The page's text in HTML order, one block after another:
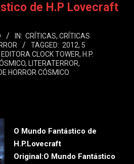
de H.P Lovecraft
IN: CRÍTICAS, CRÍTICAS
TAGGED: 2012, 5
EDITORA CLOCK TOWER, H.P.
, LITERATERROR,
HORROR CÓSMICO
O Mundo Fantástico de
H.P.Lovecraft
Original:O Mundo Fantástico